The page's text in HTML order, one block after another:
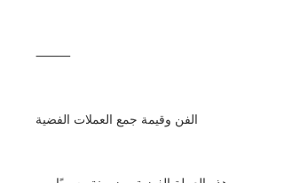
⸻
الفن وقيمة جمع العملات الفضية